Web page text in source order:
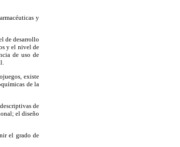
y
de desarrollo
y el nivel de
de uso de
existe
de la
de
el diseño
el grado de